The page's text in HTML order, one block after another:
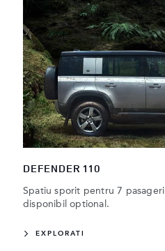
DEFENDER 110
Spatiu sporit pentru 7
disponibil optional.
EXPLORATI